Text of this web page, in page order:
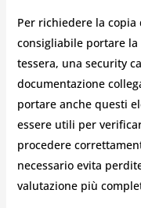
Per richiedere la
consigliabile portare la
tessera, una security
documentazione
portare anche questi
essere utili per
procedere
necessario evita
valutazione più